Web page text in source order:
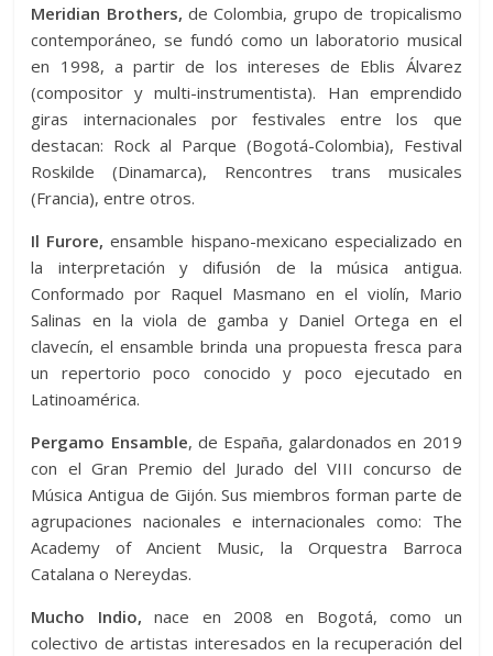
Meridian Brothers, de Colombia, grupo de tropicalismo
contemporáneo, se fundó como un laboratorio musical
en 1998, a partir de los intereses de Eblis Álvarez
(compositor y multi-instrumentista). Han emprendido
giras internacionales por festivales entre los que
destacan: Rock al Parque (Bogotá-Colombia), Festival
Roskilde (Dinamarca), Rencontres trans musicales
(Francia), entre otros.
Il Furore, ensamble hispano-mexicano especializado en
la interpretación y difusión de la música antigua.
Conformado por Raquel Masmano en el violín, Mario
Salinas en la viola de gamba y Daniel Ortega en el
clavecín, el ensamble brinda una propuesta fresca para
un repertorio poco conocido y poco ejecutado en
Latinoamérica.
Pergamo Ensamble, de España, galardonados en 2019
con el Gran Premio del Jurado del VIII concurso de
Música Antigua de Gijón. Sus miembros forman parte de
agrupaciones nacionales e internacionales como: The
Academy of Ancient Music, la Orquestra Barroca
Catalana o Nereydas.
Mucho Indio, nace en 2008 en Bogotá, como un
colectivo de artistas interesados en la recuperación del